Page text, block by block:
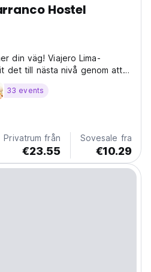
Hostel
din väg! Viajero Lima-
det till nästa nivå genom att
33 events
Privatrum från
€23.55
Sovesale fra
€10.29